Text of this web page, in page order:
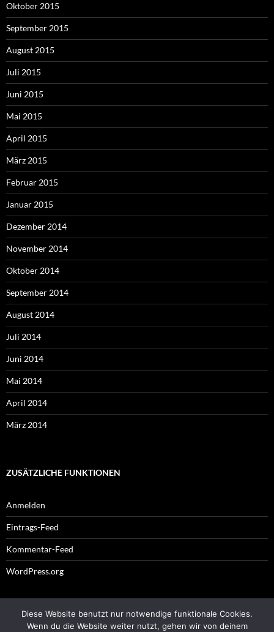
Oktober 2015
September 2015
August 2015
Juli 2015
Juni 2015
Mai 2015
April 2015
März 2015
Februar 2015
Januar 2015
Dezember 2014
November 2014
Oktober 2014
September 2014
August 2014
Juli 2014
Juni 2014
Mai 2014
April 2014
März 2014
ZUSÄTZLICHE FUNKTIONEN
Anmelden
Eintrags-Feed
Kommentar-Feed
WordPress.org
Impressum
Diese Website benutzt nur notwendige funktionale Cookies.
Wenn du die Website weiter nutzt, gehen wir von deinem